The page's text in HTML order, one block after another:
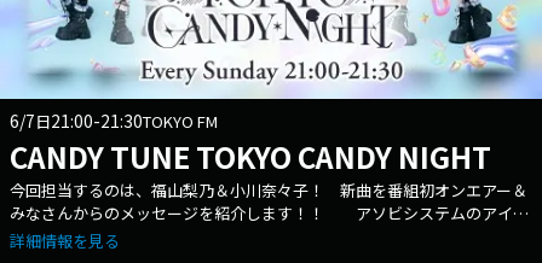
6/7日21:00-21:30TOKYO FM
CANDY TUNE TOKYO CANDY NIGHT
今回担当するのは、福山梨乃＆小川奈々子！ 新曲を番組初オンエアー＆
みなさんからのメッセージを紹介します！！ アソビシステムのアイド
ルプロジェクト「KAWAII LAB.」から誕生した7人組アイドルグループ
詳細情報を見る